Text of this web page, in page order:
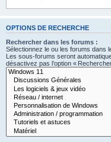
OPTIONS DE RECHERCHE
Rechercher dans les forums :
Sélectionnez le ou les forums dans
Les sous-forums seront
désactivez pas l’option «